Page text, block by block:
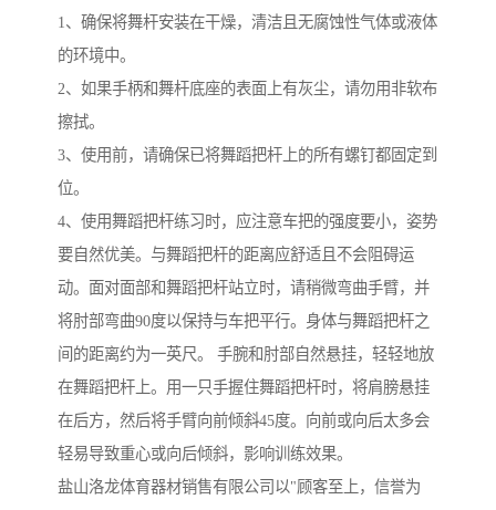
1、确保将舞杆安装在干燥，清洁且无腐蚀性气体或液体
的环境中。
2、如果手柄和舞杆底座的表面上有灰尘，请勿用非软布
擦拭。
3、使用前，请确保已将舞蹈把杆上的所有螺钉都固定到
位。
4、使用舞蹈把杆练习时，应注意车把的强度要小，姿势
要自然优美。与舞蹈把杆的距离应舒适且不会阻碍运
动。面对面部和舞蹈把杆站立时，请稍微弯曲手臂，并
将肘部弯曲90度以保持与车把平行。身体与舞蹈把杆之
间的距离约为一英尺。 手腕和肘部自然悬挂，轻轻地放
在舞蹈把杆上。用一只手握住舞蹈把杆时，将肩膀悬挂
在后方，然后将手臂向前倾斜45度。向前或向后太多会
轻易导致重心或向后倾斜，影响训练效果。
盐山洛龙体育器材销售有限公司以"顾客至上，信誉为